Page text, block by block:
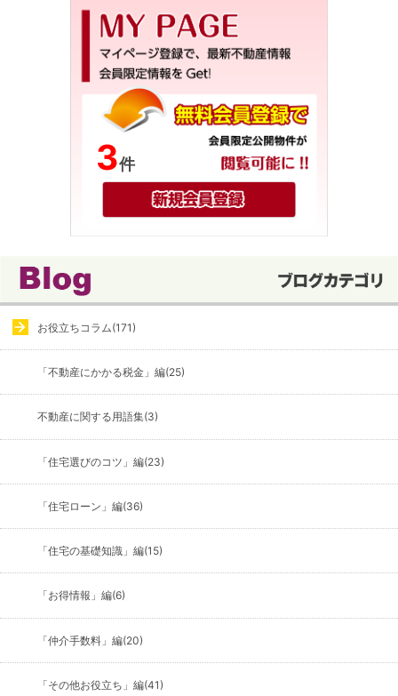
3件
お役立ちコラム(171)
「不動産にかかる税金」編(25)
不動産に関する用語集(3)
「住宅選びのコツ」編(23)
「住宅ローン」編(36)
「住宅の基礎知識」編(15)
「お得情報」編(6)
「仲介手数料」編(20)
「その他お役立ち」編(41)